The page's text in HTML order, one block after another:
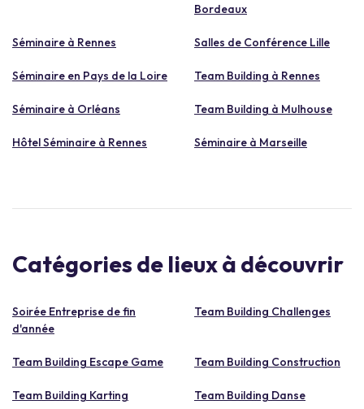
Bordeaux
Séminaire à Rennes Salles de Conférence Lille
Séminaire en Pays de la Loire Team Building à Rennes
Séminaire à Orléans Team Building à Mulhouse
Hôtel Séminaire à Rennes Séminaire à Marseille
Catégories de lieux à découvrir
Soirée Entreprise de fin
d'année
Team Building Challenges
Team Building Escape Game Team Building Construction
Team Building Karting Team Building Danse